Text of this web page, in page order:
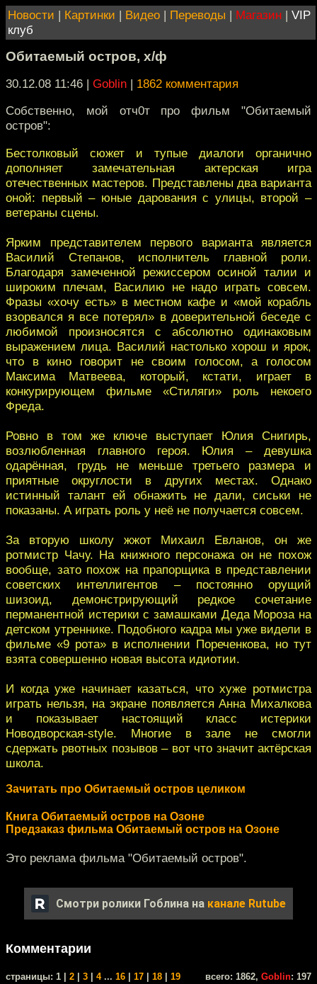
Новости | Картинки | Видео | Переводы | Магазин | VIP
клуб
Обитаемый остров, х/ф
30.12.08 11:46 | Goblin | 1862 комментария
Собственно, мой отч0т про фильм "Обитаемый
остров":
Бестолковый сюжет и тупые диалоги органично
дополняет замечательная актерская игра
отечественных мастеров. Представлены два варианта
оной: первый – юные дарования с улицы, второй –
ветераны сцены.
Ярким представителем первого варианта является
Василий Степанов, исполнитель главной роли.
Благодаря замеченной режиссером осиной талии и
широким плечам, Василию не надо играть совсем.
Фразы «хочу есть» в местном кафе и «мой корабль
взорвался я все потерял» в доверительной беседе с
любимой произносятся с абсолютно одинаковым
выражением лица. Василий настолько хорош и ярок,
что в кино говорит не своим голосом, а голосом
Максима Матвеева, который, кстати, играет в
конкурирующем фильме «Стиляги» роль некоего
Фреда.
Ровно в том же ключе выступает Юлия Снигирь,
возлюбленная главного героя. Юлия – девушка
одарённая, грудь не меньше третьего размера и
приятные округлости в других местах. Однако
истинный талант ей обнажить не дали, сиськи не
показаны. А играть роль у неё не получается совсем.
За вторую школу жжот Михаил Евланов, он же
ротмистр Чачу. На книжного персонажа он не похож
вообще, зато похож на прапорщика в представлении
советских интеллигентов – постоянно орущий
шизоид, демонстрирующий редкое сочетание
перманентной истерики с замашками Деда Мороза на
детском утреннике. Подобного кадра мы уже видели в
фильме «9 рота» в исполнении Пореченкова, но тут
взята совершенно новая высота идиотии.
И когда уже начинает казаться, что хуже ротмистра
играть нельзя, на экране появляется Анна Михалкова
и показывает настоящий класс истерики
Новодворская-style. Многие в зале не смогли
сдержать рвотных позывов – вот что значит актёрская
школа.
Зачитать про Обитаемый остров целиком
Книга Обитаемый остров на Озоне
Предзаказ фильма Обитаемый остров на Озоне
Это реклама фильма "Обитаемый остров".
Смотри ролики Гоблина на канале Rutube
Комментарии
cтраницы: 1 | 2 3 4... 16 17 18 19 всего: 1862, Goblin: 197